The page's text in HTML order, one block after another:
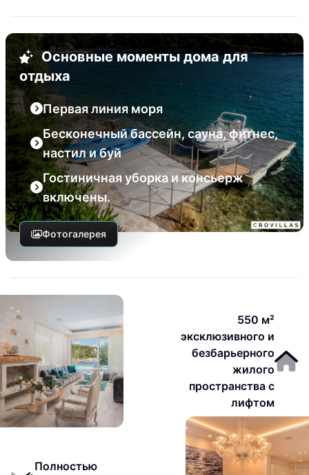
Основные моменты дома для
отдыха
Первая линия моря
Бесконечный бассейн, сауна, фитнес,
настил и буй
Гостиничная уборка и консьерж
включены.
Фотогалерея
550 м²
эксклюзивного и
безбарьерного
жилого
пространства с
лифтом
Полностью